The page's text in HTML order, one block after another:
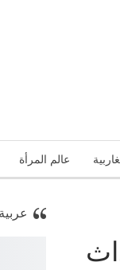
عالم المرأة